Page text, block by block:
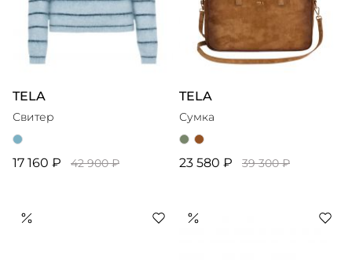
TELA
Свитер
17 160 ₽ 42 900 ₽
TELA
Сумка
23 580 ₽ 39 300 ₽